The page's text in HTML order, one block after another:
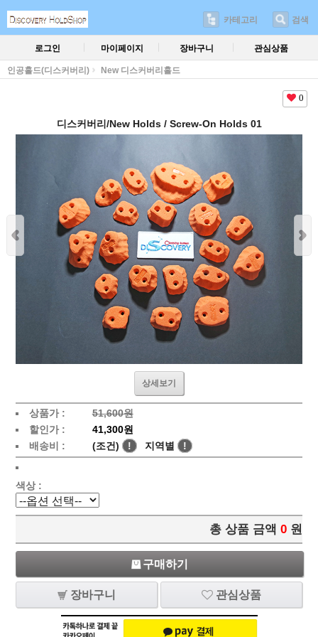
카테고리 검색
로그인 마이페이지 장바구니 관심상품
인공홀드(디스커버리) New 디스커버리홀드
0
디스커버리/New Holds / Screw-On Holds 01
상세보기
상품가 :
51,600원
할인가 :
41,300원
배송비 :
(조건) ! 지역별 !
색상 :
총 상품 금액 0 원
구매하기
장바구니 관심상품